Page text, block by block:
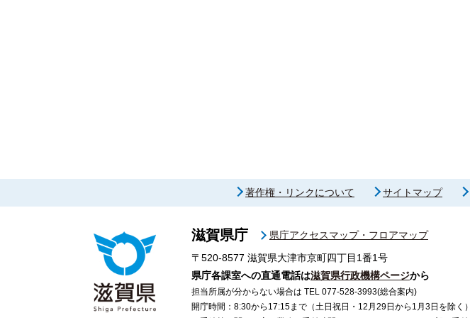
著作権・リンクについて サイトマップ
滋賀県庁
県庁アクセスマップ・フロアマップ
〒520-8577 滋賀県大津市京町四丁目1番1号
県庁各課室への直通電話は滋賀県行政機構ページから
担当所属が分からない場合は TEL 077-528-3993(総合案内)
開庁時間：8:30から17:15まで（土日祝日・12月29日から1月3日を除く）